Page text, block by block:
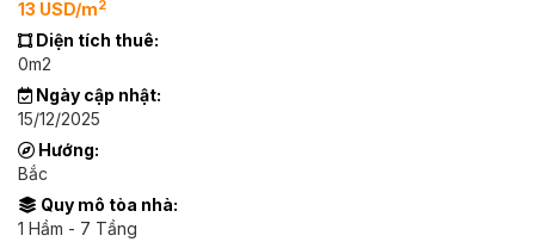
13 USD/m2
Diện tích thuê:
0m2
Ngày cập nhật:
15/12/2025
Hướng:
Bắc
Quy mô tòa nhà:
1 Hầm - 7 Tầng